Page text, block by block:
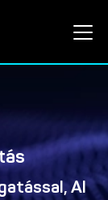
AI